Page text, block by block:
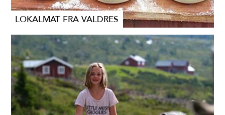
LOKALMAT FRA VALDRES